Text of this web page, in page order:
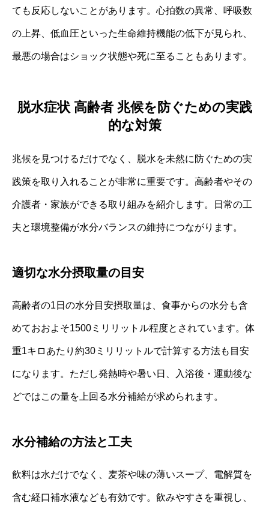
ても反応しないことがあります。心拍数の異常、呼吸数
の上昇、低血圧といった生命維持機能の低下が見られ、
最悪の場合はショック状態や死に至ることもあります。
脱水症状 高齢者 兆候を防ぐための実践
的な対策
兆候を見つけるだけでなく、脱水を未然に防ぐための実
践策を取り入れることが非常に重要です。高齢者やその
介護者・家族ができる取り組みを紹介します。日常の工
夫と環境整備が水分バランスの維持につながります。
適切な水分摂取量の目安
高齢者の1日の水分目安摂取量は、食事からの水分も含
めておおよそ1500ミリリットル程度とされています。体
重1キロあたり約30ミリリットルで計算する方法も目安
になります。ただし発熱時や暑い日、入浴後・運動後な
どではこの量を上回る水分補給が求められます。
水分補給の方法と工夫
飲料は水だけでなく、麦茶や味の薄いスープ、電解質を
含む経口補水液なども有効です。飲みやすさを重視し、